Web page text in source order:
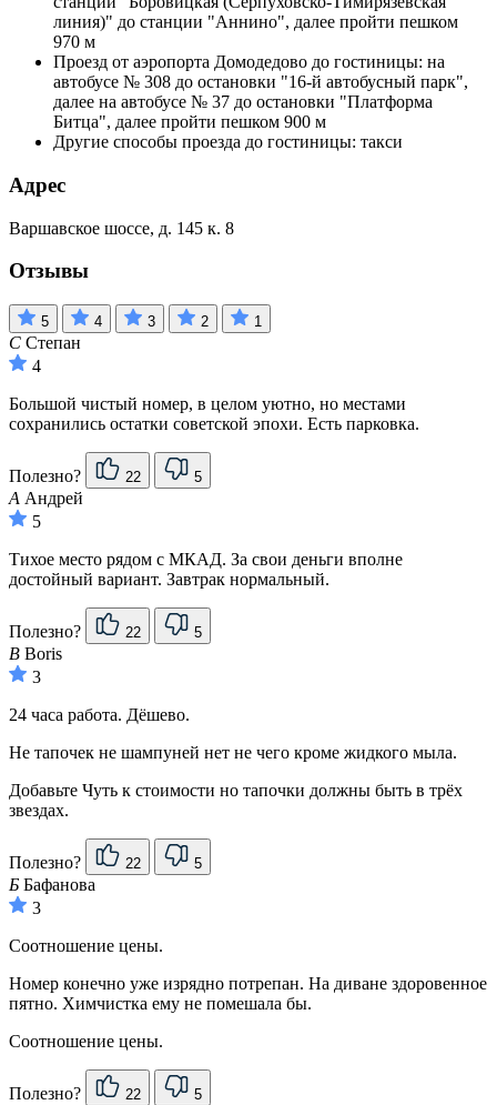
линия)" до станции "Аннино", далее пройти пешком
970 м
Проезд от аэропорта Домодедово до гостиницы: на
автобусе № 308 до остановки "16-й автобусный парк",
далее на автобусе № 37 до остановки "Платформа
Битца", далее пройти пешком 900 м
Другие способы проезда до гостиницы: такси
Адрес
Варшавское шоссе, д. 145 к. 8
Отзывы
5 4 3 2 1
С Степан
4
Большой чистый номер, в целом уютно, но местами
сохранились остатки советской эпохи. Есть парковка.
Полезно? 22 5
А Андрей
5
Тихое место рядом с МКАД. За свои деньги вполне
достойный вариант. Завтрак нормальный.
Полезно? 22 5
B Boris
3
24 часа работа. Дёшево.
Не тапочек не шампуней нет не чего кроме жидкого мыла.
Добавьте Чуть к стоимости но тапочки должны быть в трёх
звездах.
Полезно? 22 5
Б Бафанова
3
Соотношение цены.
Номер конечно уже изрядно потрепан. На диване здоровенное
пятно. Химчистка ему не помешала бы.
Соотношение цены.
Полезно? 22 5